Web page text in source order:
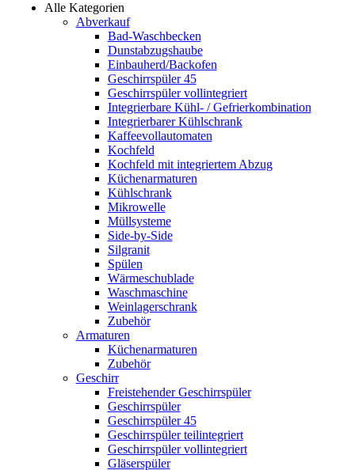
Alle Kategorien
Abverkauf
Bad-Waschbecken
Dunstabzugshaube
Einbauherd/Backofen
Geschirrspüler 45
Geschirrspüler vollintegriert
Integrierbare Kühl- / Gefrierkombination
Integrierbarer Kühlschrank
Kaffeevollautomaten
Kochfeld
Kochfeld mit integriertem Abzug
Küchenarmaturen
Kühlschrank
Mikrowelle
Müllsysteme
Side-by-Side
Silgranit
Spülen
Wärmeschublade
Waschmaschine
Weinlagerschrank
Zubehör
Armaturen
Küchenarmaturen
Zubehör
Geschirr
Freistehender Geschirrspüler
Geschirrspüler
Geschirrspüler 45
Geschirrspüler teilintegriert
Geschirrspüler vollintegriert
Gläserspüler